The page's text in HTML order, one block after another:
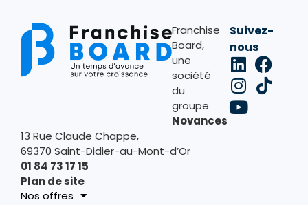
Franchise
Board,
une
société
du
groupe
Novances
Suivez-
nous
13 Rue Claude Chappe,
69370 Saint-Didier-au-Mont-d’Or
01 84 73 17 15
Plan de site
Nos offres